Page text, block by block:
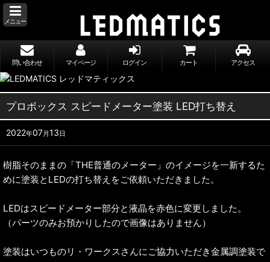
メニュー
問い合わせ マイページ ログイン カート アクセス
プロボックス スピードメーター塗装 LED打ち替え
2022年07月13日
樹脂そのままの「THE普通のメーター」のイメージを一新するた
めに塗装とLEDの打ち替えをご依頼いただきました。
LEDはスピードメーター部分と液晶を赤色に変更しました。
（パーツのみお預かりしたので画像はありません）
塗装はいつものリ・ワークスさんにご協力いただき金属調塗装で